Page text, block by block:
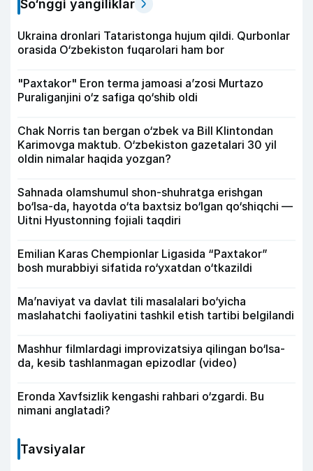
So‘nggi yangiliklar
Ukraina dronlari Tataristonga hujum qildi. Qurbonlar
orasida O‘zbekiston fuqarolari ham bor
"Paxtakor" Eron terma jamoasi a’zosi Murtazo
Puraliganjini o‘z safiga qo‘shib oldi
Chak Norris tan bergan o‘zbek va Bill Klintondan
Karimovga maktub. O‘zbekiston gazetalari 30 yil
oldin nimalar haqida yozgan?
Sahnada olamshumul shon-shuhratga erishgan
bo‘lsa-da, hayotda o‘ta baxtsiz bo‘lgan qo‘shiqchi —
Uitni Hyustonning fojiali taqdiri
Emilian Karas Chempionlar Ligasida “Paxtakor”
bosh murabbiyi sifatida ro‘yxatdan o‘tkazildi
Ma’naviyat va davlat tili masalalari bo‘yicha
maslahatchi faoliyatini tashkil etish tartibi belgilandi
Mashhur filmlardagi improvizatsiya qilingan bo‘lsa-
da, kesib tashlanmagan epizodlar (video)
Eronda Xavfsizlik kengashi rahbari o‘zgardi. Bu
nimani anglatadi?
Tavsiyalar